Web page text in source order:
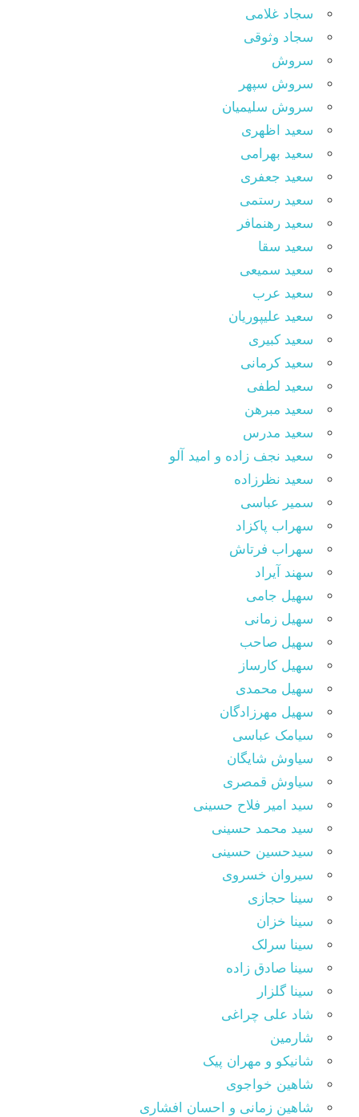
سجاد غلامی
سجاد وثوقى
سروش
سروش سپهر
سروش سلیمیان
سعید اظهری
سعید بهرامی
سعید جعفری
سعید رستمی
سعید رهنمافر
سعید سقا
سعید سمیعی
سعید عرب
سعید علیپوریان
سعید کبیری
سعید کرمانی
سعید لطفی
سعید مبرهن
سعید مدرس
سعید نجف زاده و امید آلو
سعید نظرزاده
سمیر عباسی
سهراب پاکزاد
سهراب فرتاش
سهند آیراد
سهیل جامی
سهیل زمانی
سهیل صاحب
سهیل کارساز
سهیل محمدی
سهیل مهرزادگان
سیامک عباسی
سیاوش شایگان
سیاوش قمصری
سید امیر فلاح حسینی
سید محمد حسینی
سیدحسین حسینی
سیروان خسروی
سینا حجازی
سینا خزان
سینا سرلک
سینا صادق زاده
سینا گلزار
شاد علی چراغی
شارمین
شانیکو و مهران پیک
شاهین خواجوی
شاهین زمانی و احسان افشاری